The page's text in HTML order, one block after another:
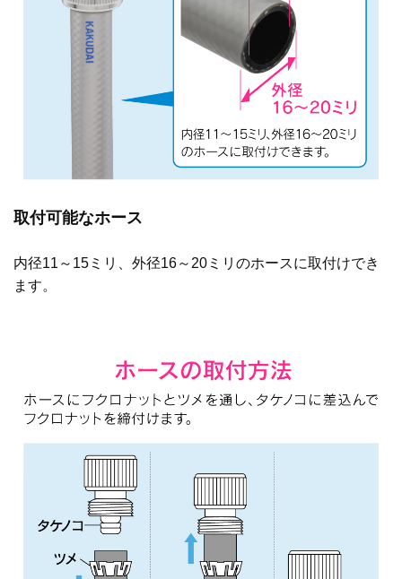
取付可能なホース
内径11～15ミリ、外径16～20ミリのホースに取付けでき
ます。